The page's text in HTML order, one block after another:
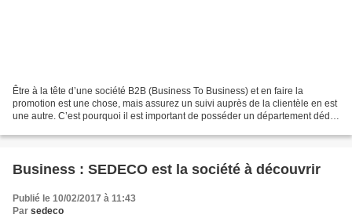
Être à la tête d’une société B2B (Business To Business) et en faire la
promotion est une chose, mais assurez un suivi auprès de la clientèle en est
une autre. C’est pourquoi il est important de posséder un département dédié
Business : SEDECO est la société à découvrir
Publié le 10/02/2017 à 11:43
Par sedeco